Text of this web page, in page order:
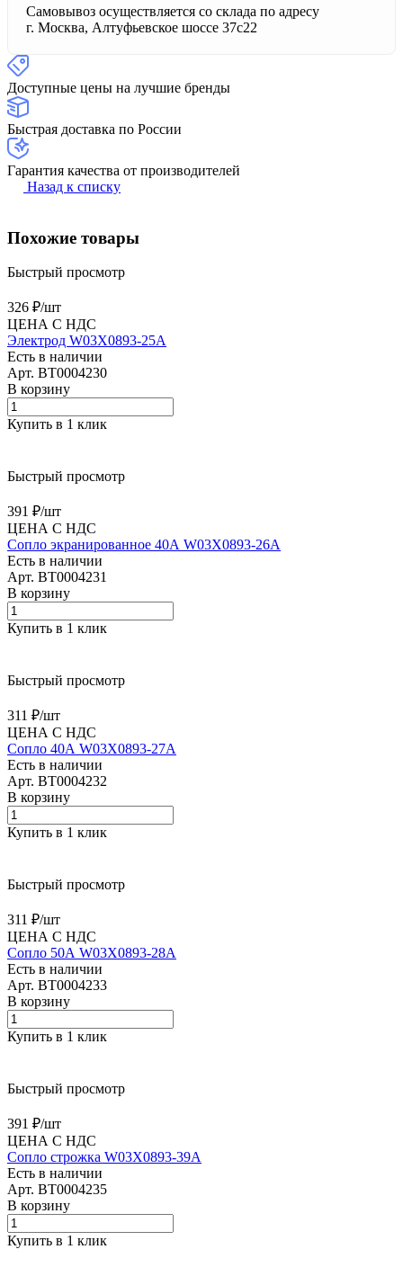
Самовывоз осуществляется со склада по адресу
г. Москва, Алтуфьевское шоссе 37с22
Доступные цены на лучшие бренды
Быстрая доставка по России
Гарантия качества от производителей
Назад к списку
Похожие товары
Быстрый просмотр
326 ₽/шт
ЦЕНА С НДС
Электрод W03X0893-25A
Есть в наличии
Арт. BT0004230
В корзину
Купить в 1 клик
Быстрый просмотр
391 ₽/шт
ЦЕНА С НДС
Сопло экранированное 40А W03X0893-26A
Есть в наличии
Арт. BT0004231
В корзину
Купить в 1 клик
Быстрый просмотр
311 ₽/шт
ЦЕНА С НДС
Сопло 40А W03X0893-27A
Есть в наличии
Арт. BT0004232
В корзину
Купить в 1 клик
Быстрый просмотр
311 ₽/шт
ЦЕНА С НДС
Сопло 50А W03X0893-28A
Есть в наличии
Арт. BT0004233
В корзину
Купить в 1 клик
Быстрый просмотр
391 ₽/шт
ЦЕНА С НДС
Сопло строжка W03X0893-39A
Есть в наличии
Арт. BT0004235
В корзину
Купить в 1 клик